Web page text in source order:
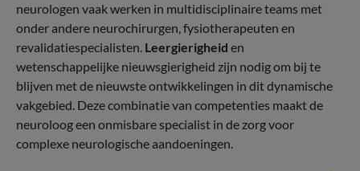
neurologen vaak werken in multidisciplinaire teams met
onder andere neurochirurgen, fysiotherapeuten en
revalidatiespecialisten. Leergierigheid en
wetenschappelijke nieuwsgierigheid zijn nodig om bij te
blijven met de nieuwste ontwikkelingen in dit dynamische
vakgebied. Deze combinatie van competenties maakt de
neuroloog een onmisbare specialist in de zorg voor
complexe neurologische aandoeningen.